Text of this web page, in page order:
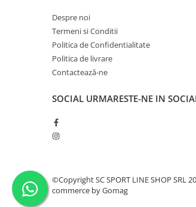
Despre noi
Termeni si Conditii
Politica de Confidentialitate
Politica de livrare
Contactează-ne
SOCIAL URMARESTE-NE IN
©Copyright SC SPORT LINE SHOP SRL
commerce by Gomag